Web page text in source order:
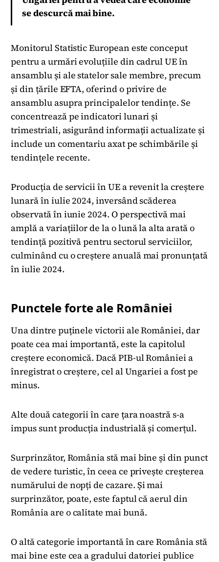
se descurcă mai bine.
Monitorul Statistic European este conceput
pentru a urmări evoluțiile din cadrul UE în
ansamblu și ale statelor sale membre, precum
și din țările EFTA, oferind o privire de
ansamblu asupra principalelor tendințe. Se
concentrează pe indicatori lunari și
trimestriali, asigurând informații actualizate și
include un comentariu axat pe schimbările și
tendințele recente.
Producția de servicii în UE a revenit la creștere
lunară în iulie 2024, inversând scăderea
observată în iunie 2024. O perspectivă mai
amplă a variațiilor de la o lună la alta arată o
tendință pozitivă pentru sectorul serviciilor,
culminând cu o creștere anuală mai pronunțată
în iulie 2024.
Punctele forte ale României
Una dintre puținele victorii ale României, dar
poate cea mai importantă, este la capitolul
creștere economică. Dacă PIB-ul României a
înregistrat o creștere, cel al Ungariei a fost pe
minus.
Alte două categorii în care țara noastră s-a
impus sunt producția industrială și comerțul.
Surprinzător, România stă mai bine și din punct
de vedere turistic, în ceea ce privește creșterea
numărului de nopți de cazare. Și mai
surprinzător, poate, este faptul că aerul din
România are o calitate mai bună.
O altă categorie importantă în care România stă
mai bine este cea a gradului datoriei publice